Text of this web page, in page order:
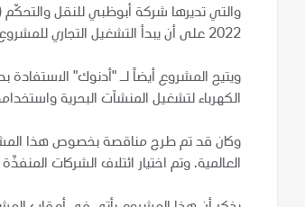
والتي تديرها شركة أبوظبي للنقل والتحكّم
2022 على أن يبدأ التشغيل التجاري للمشروع عام 2025.
ويتيح المشروع أيضاً لـ "أدنوك" الاستفادة
الكهرباء لتشغيل المنشآت البحرية
العالمية. وتم اختيار ائتلاف الشركات